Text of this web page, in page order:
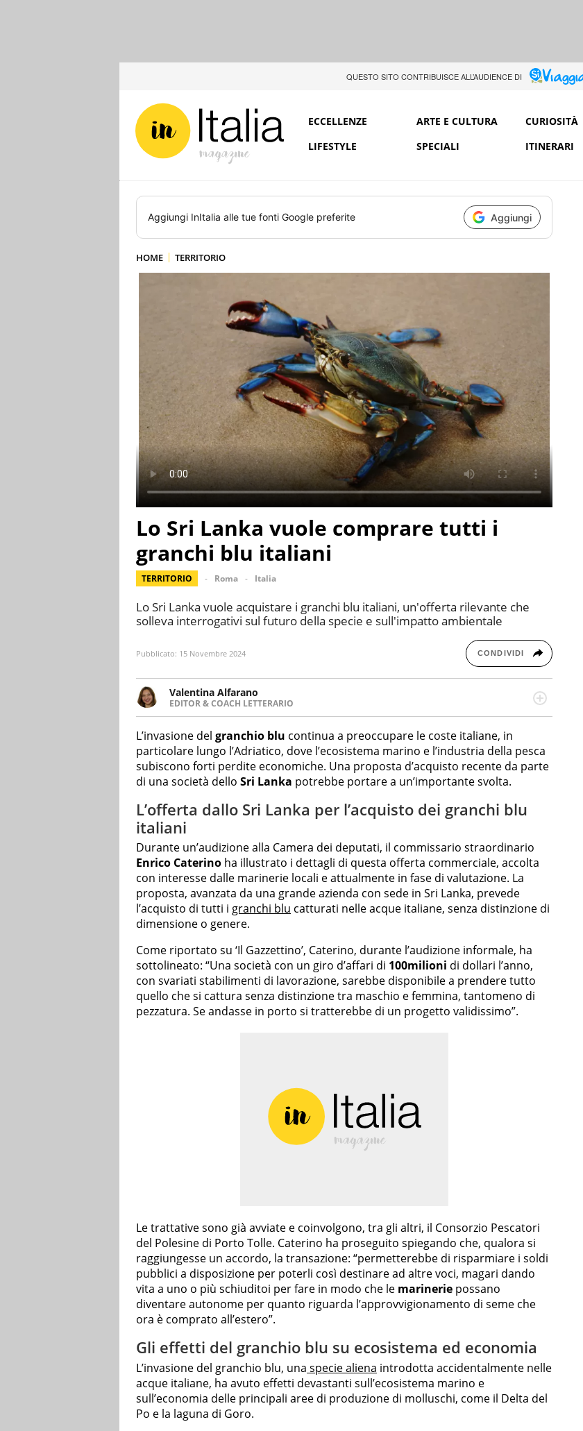
QUESTO SITO CONTRIBUISCE ALL’AUDIENCE DI
ECCELLENZE ARTE E CULTURA CURIOSITÀ
LIFESTYLE
SPECIALI ITINERARI
Aggiungi InItalia alle tue fonti Google preferite Aggiungi
HOME TERRITORIO
Lo Sri Lanka vuole comprare tutti i
granchi blu italiani
TERRITORIO Roma Italia
Lo Sri Lanka vuole acquistare i granchi blu italiani, un'offerta rilevante che
solleva interrogativi sul futuro della specie e sull'impatto ambientale
Pubblicato: 15 Novembre 2024 CONDIVIDI
Valentina Alfarano
EDITOR & COACH LETTERARIO
Lavorare con le storie è la mia missione! Specializzata in storytelling di viaggi,
lavoro come editor di narrativa e coach di scrittura creativa.
L’invasione del granchio blu continua a preoccupare le coste italiane, in
particolare lungo l’Adriatico, dove l’ecosistema marino e l’industria della pesca
subiscono forti perdite economiche. Una proposta d’acquisto recente da parte
di una società dello Sri Lanka potrebbe portare a un’importante svolta.
L’offerta dallo Sri Lanka per l’acquisto dei granchi blu
italiani
Durante un’audizione alla Camera dei deputati, il commissario straordinario
Enrico Caterino ha illustrato i dettagli di questa offerta commerciale, accolta
con interesse dalle marinerie locali e attualmente in fase di valutazione. La
proposta, avanzata da una grande azienda con sede in Sri Lanka, prevede
l’acquisto di tutti i granchi blu catturati nelle acque italiane, senza distinzione di
dimensione o genere.
Come riportato su ‘Il Gazzettino’, Caterino, durante l’audizione informale, ha
sottolineato: “Una società con un giro d’affari di 100milioni di dollari l’anno,
con svariati stabilimenti di lavorazione, sarebbe disponibile a prendere tutto
quello che si cattura senza distinzione tra maschio e femmina, tantomeno di
pezzatura. Se andasse in porto si tratterebbe di un progetto validissimo”.
Le trattative sono già avviate e coinvolgono, tra gli altri, il Consorzio Pescatori
del Polesine di Porto Tolle. Caterino ha proseguito spiegando che, qualora si
raggiungesse un accordo, la transazione: “permetterebbe di risparmiare i soldi
pubblici a disposizione per poterli così destinare ad altre voci, magari dando
vita a uno o più schiuditoi per fare in modo che le marinerie possano
diventare autonome per quanto riguarda l’approvvigionamento di seme che
ora è comprato all’estero”.
Gli effetti del granchio blu su ecosistema ed economia
L’invasione del granchio blu, una specie aliena introdotta accidentalmente nelle
acque italiane, ha avuto effetti devastanti sull’ecosistema marino e
sull’economia delle principali aree di produzione di molluschi, come il Delta del
Po e la laguna di Goro.